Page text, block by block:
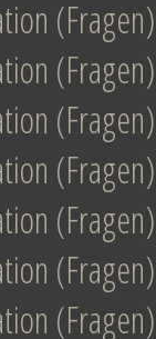
(Fragen)
(Fragen)
(Fragen)
(Fragen)
(Fragen)
(Fragen)
(Fragen)